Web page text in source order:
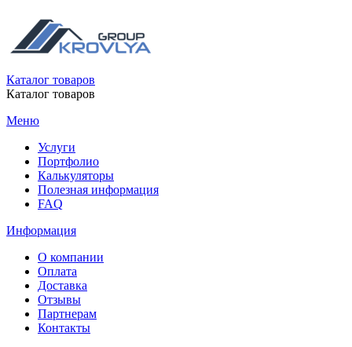
Каталог товаров
Каталог товаров
Меню
Услуги
Портфолио
Калькуляторы
Полезная информация
FAQ
Информация
О компании
Оплата
Доставка
Отзывы
Партнерам
Контакты